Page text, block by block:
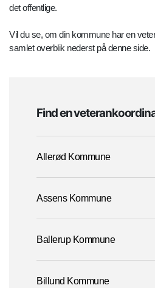
det offentlige.
Vil du se, om din kommune har en
samlet overblik nederst på denne side.
Find en
Allerød Kommune
Assens Kommune
Ballerup Kommune
Billund Kommune